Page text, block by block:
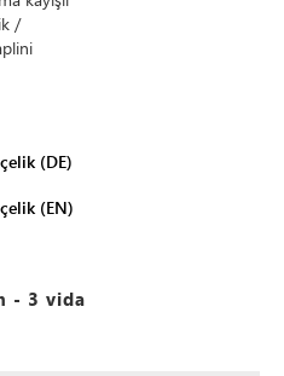
(DE)
(EN)
- 3 vida